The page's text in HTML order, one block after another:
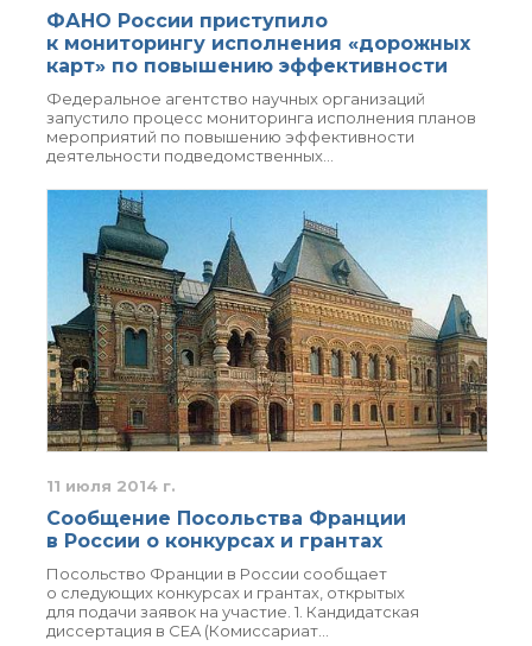
Почтовый сервер
Внутренний сайт
ЯМР-центр ИОХ РАН
ФАНО России приступило
к мониторингу исполнения «дорожных
карт» по повышению эффективности
Федеральное агентство научных организаций
запустило процесс мониторинга исполнения планов
мероприятий по повышению эффективности
деятельности подведомственных…
11 июля 2014 г.
Сообщение Посольства Франции
в России о конкурсах и грантах
Посольство Франции в России сообщает
о следующих конкурсах и грантах, открытых
для подачи заявок на участие. 1. Кандидатская
диссертация в CEA (Комиссариат…